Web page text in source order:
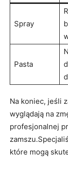
Spray
Pasta
Na koniec, jeśli
wyglądają na
profesjonalnej
które mogą